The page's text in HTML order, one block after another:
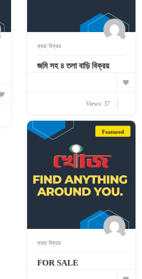
ক্রয়/ বিক্রয়
জমি সহ ৪ তলা বাড়ি বিক্রয়
Views: 37
Featured
ক্রয়/ বিক্রয়
FOR SALE